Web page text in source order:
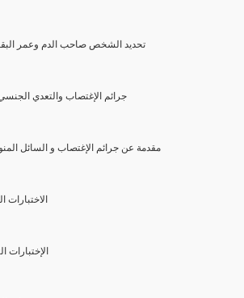
(14) تحديد الشخص صاحب الدم وعمر
5- جرائم الإغتصاب والتعدي
(15) مقدمة عن جرائم الإغتصاب و السائل
(16)
(17)